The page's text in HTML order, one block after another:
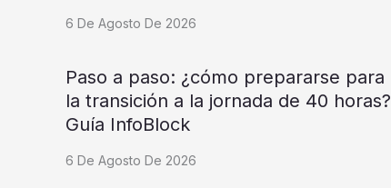
6 De Agosto De 2026
Paso a paso: ¿cómo prepararse para
la transición a la jornada de 40 horas?
Guía InfoBlock
6 De Agosto De 2026